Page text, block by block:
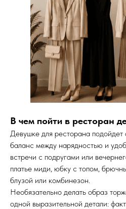
В чем пойти в ресторан
Девушке для ресторана подойдет
баланс между нарядностью и
встречи с подругами или
платье миди, юбку с топом,
блузой или комбинезон.
Необязательно делать образ
одной выразительной детали: